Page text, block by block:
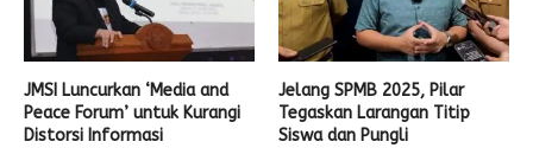
JMSI Luncurkan ‘Media and
Peace Forum’ untuk Kurangi
Distorsi Informasi
Jelang SPMB 2025, Pilar
Tegaskan Larangan Titip
Siswa dan Pungli